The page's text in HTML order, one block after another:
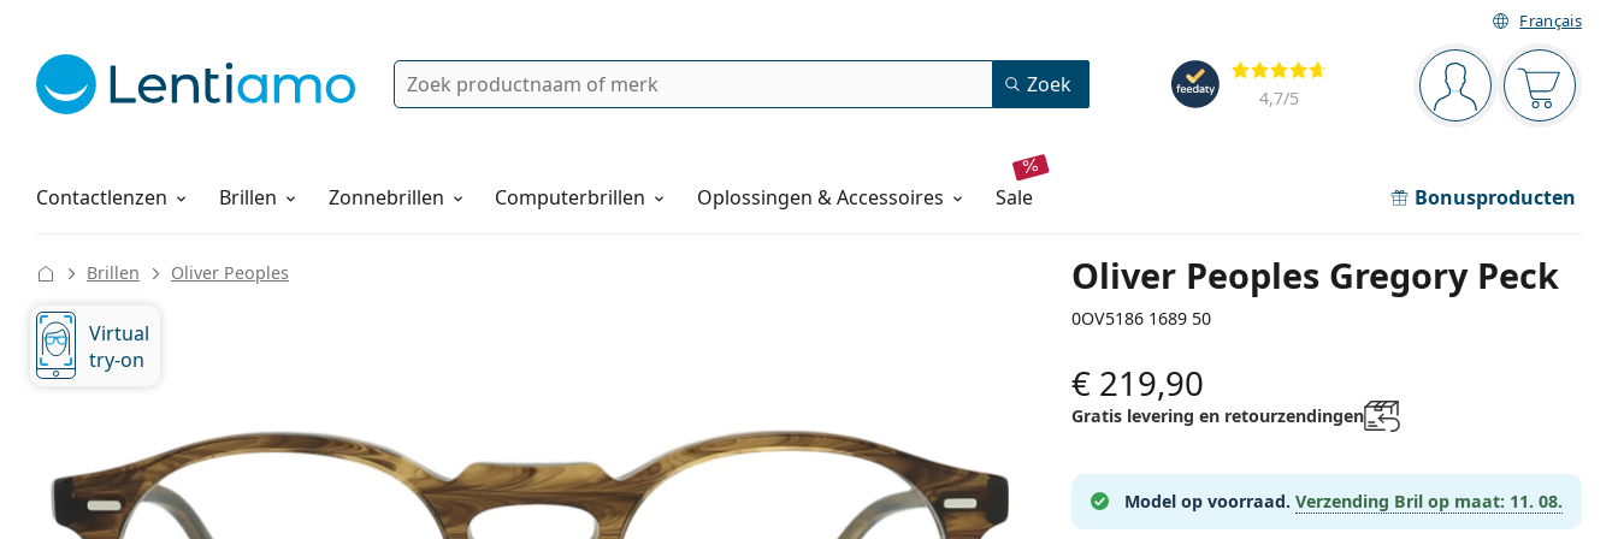
Français
Navigatie
Je bent ingelogd
Jouw
Beoordelingen
4,7/5
Zoek Zoek
Contactlenzen
Lenzenvloeistoffen Brillen Zonnebrillen Computerbrillen Oplossingen & Accessoires sale Bonusproducten
Hoe bestellen
Oliver Peoples Gregory Peck
0OV5186 1689 50
Brillen Oliver Peoples
Virtual
try-on
€ 219,90
Gratis levering en retourzendingen
Model op voorraad. Verzending Bril op maat: 11. 08.